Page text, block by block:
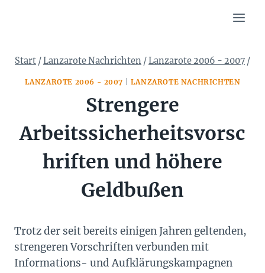
Start /Lanzarote Nachrichten /Lanzarote 2006 - 2007 /
LANZAROTE 2006 - 2007 LANZAROTE NACHRICHTEN
Strengere
Arbeitssicherheitsvorsc
hriften und höhere
Geldbußen
Trotz der seit bereits einigen Jahren geltenden,
strengeren Vorschriften verbunden mit
Informations- und Aufklärungskampagnen